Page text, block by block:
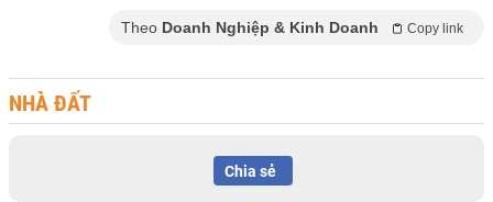
Theo Doanh Nghiệp & Kinh Doanh Copy link
NHÀ ĐẤT
Chia sẻ